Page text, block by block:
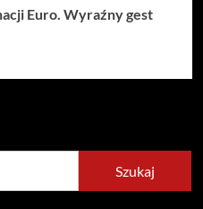
Euro. Wyraźny gest
Szukaj